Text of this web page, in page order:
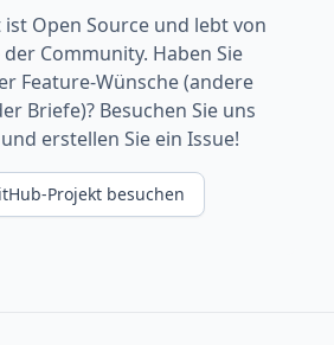
ist Open Source und lebt von
Community. Haben Sie
Feature-Wünsche (andere
Briefe)? Besuchen Sie uns
erstellen Sie ein Issue!
Projekt besuchen